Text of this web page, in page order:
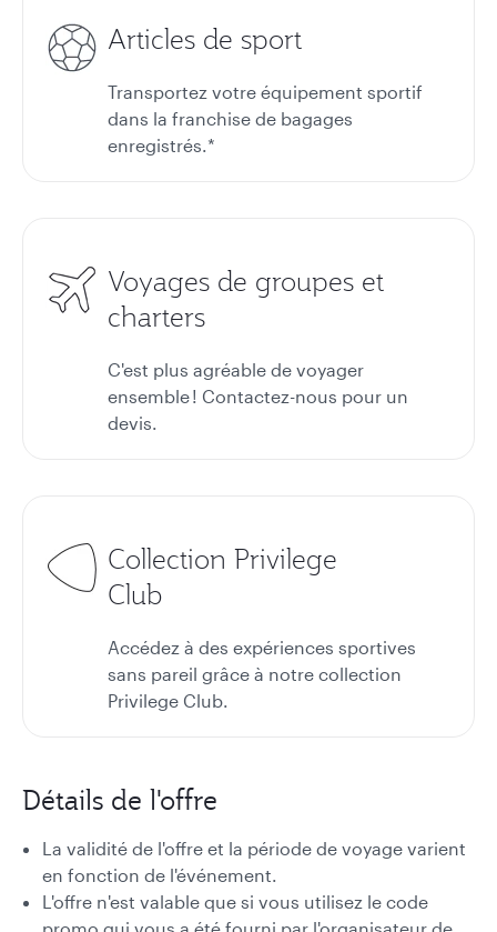
Articles de sport
Transportez votre équipement sportif
dans la franchise de bagages
enregistrés.*
Voyages de groupes et
charters
C'est plus agréable de voyager
ensemble ! Contactez-nous pour un
devis.
Collection Privilege
Club
Accédez à des expériences sportives
sans pareil grâce à notre collection
Privilege Club.
Détails de l'offre
La validité de l'offre et la période de voyage varient
en fonction de l'événement.
L'offre n'est valable que si vous utilisez le code